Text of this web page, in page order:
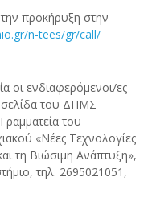
προκήρυξη στην
n-tees/gr/call/
οι ενδιαφερόμενοι/ες
του ΔΠΜΣ
του
«Νέες Τεχνολογίες
τη Βιώσιμη Ανάπτυξη»,
τηλ. 2695021051,